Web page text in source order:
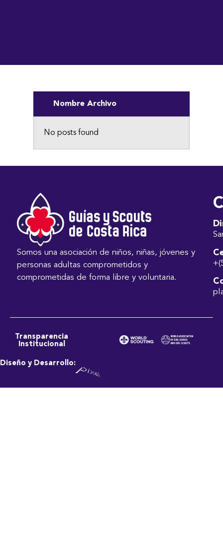
Nombre Archivo
No posts found
Somos una asociación de niños, niñas, jóvenes y
personas adultas comprometidos y
comprometidas de forma libre y voluntaria.
Transparencia
Institucional
Diseño y Desarrollo: